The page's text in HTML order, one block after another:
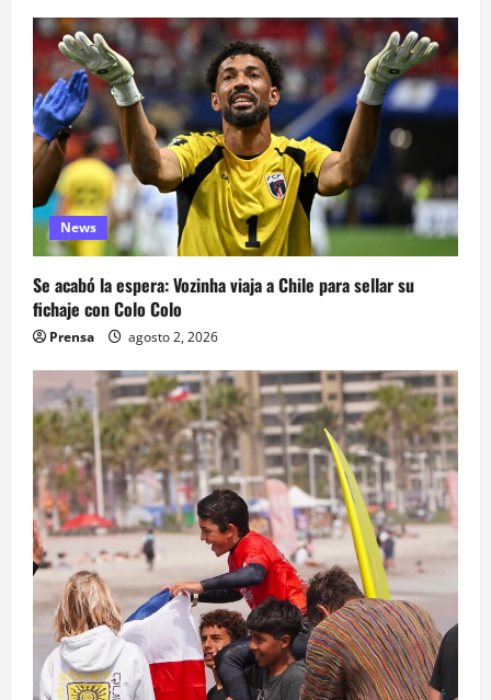
News
Se acabó la espera: Vozinha viaja a Chile para sellar su
fichaje con Colo Colo
Prensa agosto 2, 2026